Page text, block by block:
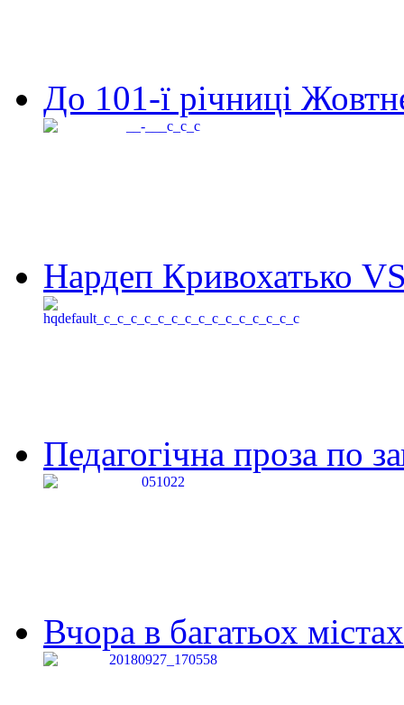
До 101-ї річниці
Нардеп Кривохатько
Педагогічна проза по
Вчора в багатьох